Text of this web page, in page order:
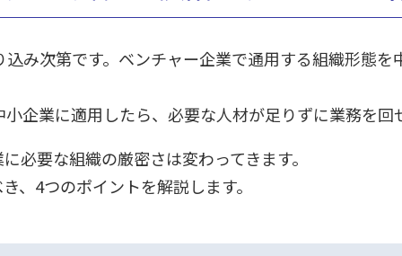
み次第です。ベンチャー企業で通用する組織形態
企業に適用したら、必要な人材が足りずに業務を
必要な組織の厳密さは変わってきます。
、4つのポイントを解説します。